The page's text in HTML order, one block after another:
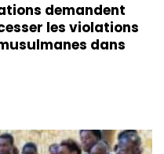
demandent
les violations
dans